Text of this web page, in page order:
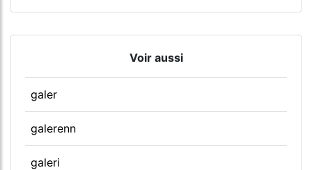
Voir aussi
galer
galerenn
galeri